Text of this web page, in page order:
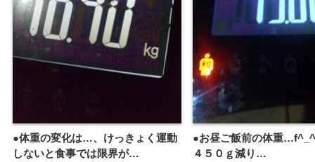
●体重の変化は…、けっきょく運動
しないと食事では限界が…
●お昼ご飯前の体重
４５０ｇ減り…